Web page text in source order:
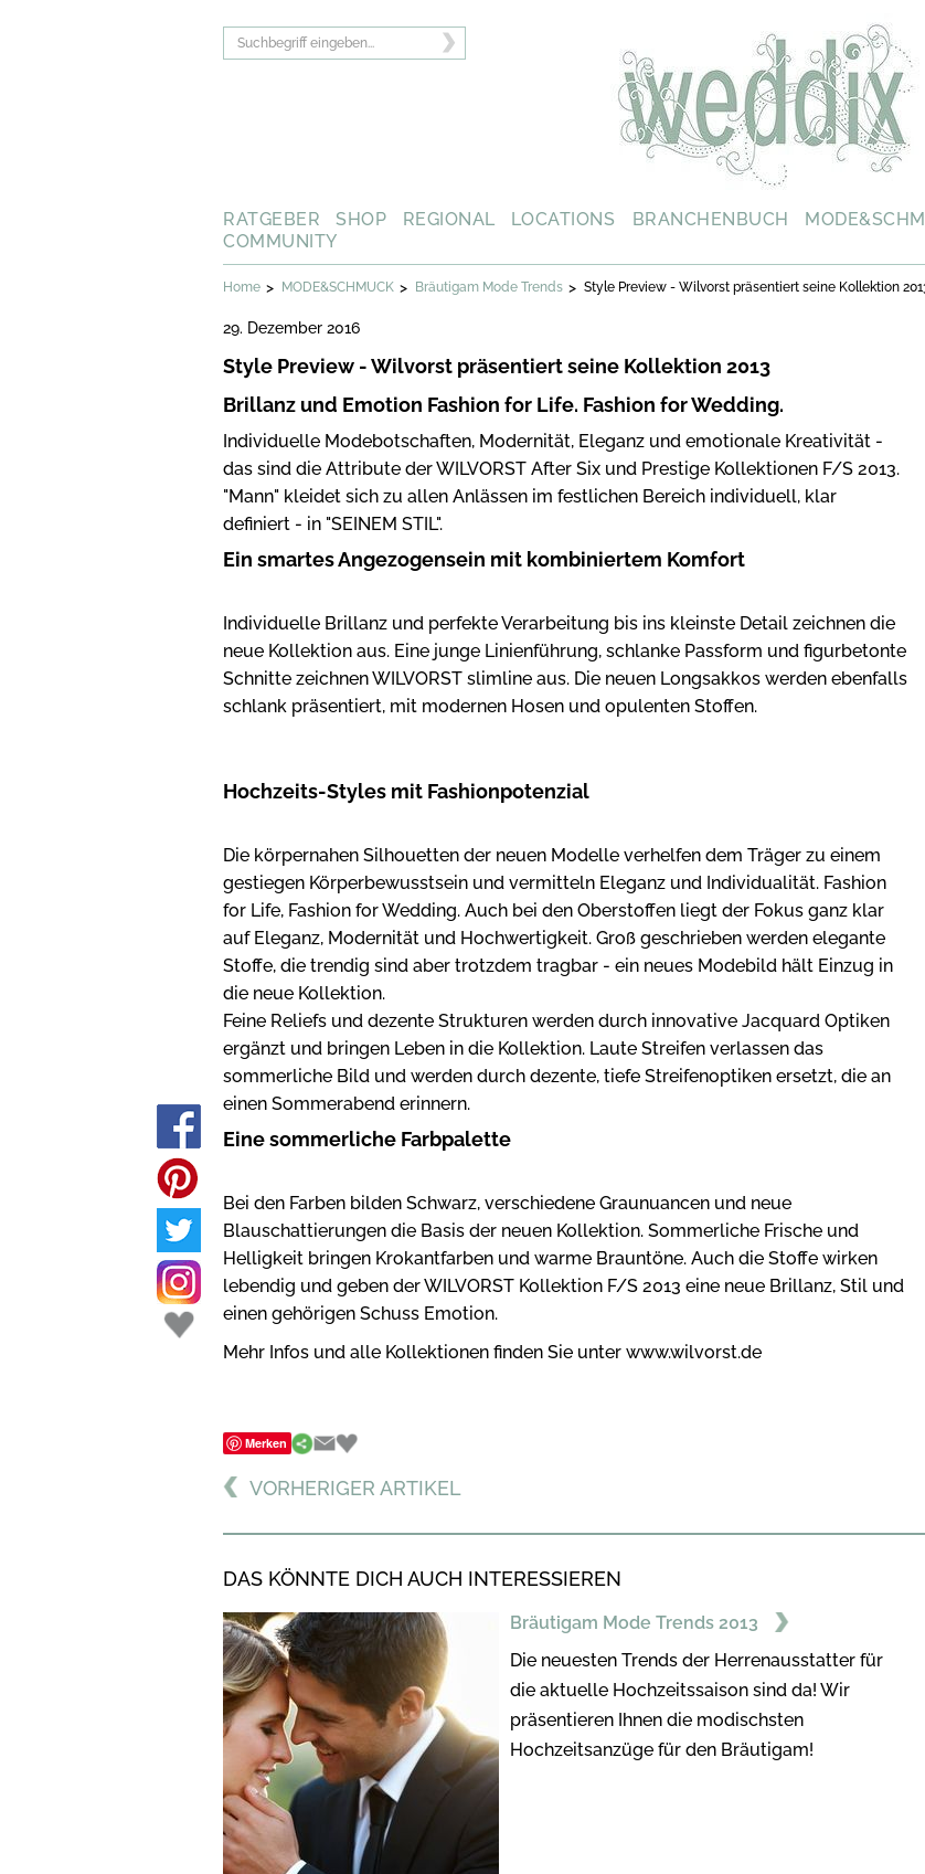
RATGEBER SHOP REGIONAL LOCATIONS BRANCHENBUCH
COMMUNITY
Home > MODE&SCHMUCK > Bräutigam Mode Trends > Style Preview - Wilvorst präsentiert seine Kollektion
29. Dezember 2016
Style Preview - Wilvorst präsentiert seine Kollektion 2013
Brillanz und Emotion Fashion for Life. Fashion for Wedding.
Individuelle Modebotschaften, Modernität, Eleganz und emotionale Kreativität -
das sind die Attribute der WILVORST After Six und Prestige Kollektionen F/S 2013.
"Mann" kleidet sich zu allen Anlässen im festlichen Bereich individuell, klar
definiert - in "SEINEM STIL".
Ein smartes Angezogensein mit kombiniertem Komfort
Individuelle Brillanz und perfekte Verarbeitung bis ins kleinste Detail zeichnen die
neue Kollektion aus. Eine junge Linienführung, schlanke Passform und figurbetonte
Schnitte zeichnen WILVORST slimline aus. Die neuen Longsakkos werden ebenfalls
schlank präsentiert, mit modernen Hosen und opulenten Stoffen.
Hochzeits-Styles mit Fashionpotenzial
Die körpernahen Silhouetten der neuen Modelle verhelfen dem Träger zu einem
gestiegen Körperbewusstsein und vermitteln Eleganz und Individualität. Fashion
for Life, Fashion for Wedding. Auch bei den Oberstoffen liegt der Fokus ganz klar
auf Eleganz, Modernität und Hochwertigkeit. Groß geschrieben werden elegante
Stoffe, die trendig sind aber trotzdem tragbar - ein neues Modebild hält Einzug in
die neue Kollektion.
Feine Reliefs und dezente Strukturen werden durch innovative Jacquard Optiken
ergänzt und bringen Leben in die Kollektion. Laute Streifen verlassen das
sommerliche Bild und werden durch dezente, tiefe Streifenoptiken ersetzt, die an
einen Sommerabend erinnern.
Eine sommerliche Farbpalette
Bei den Farben bilden Schwarz, verschiedene Graunuancen und neue
Blauschattierungen die Basis der neuen Kollektion. Sommerliche Frische und
Helligkeit bringen Krokantfarben und warme Brauntöne. Auch die Stoffe wirken
lebendig und geben der WILVORST Kollektion F/S 2013 eine neue Brillanz, Stil und
einen gehörigen Schuss Emotion.
Mehr Infos und alle Kollektionen finden Sie unter www.wilvorst.de
Merken
VORHERIGER ARTIKEL
DAS KÖNNTE DICH AUCH INTERESSIEREN
Bräutigam Mode Trends 2013
Die neuesten Trends der Herrenausstatter für
die aktuelle Hochzeitssaison sind da! Wir
präsentieren Ihnen die modischsten
Hochzeitsanzüge für den Bräutigam!